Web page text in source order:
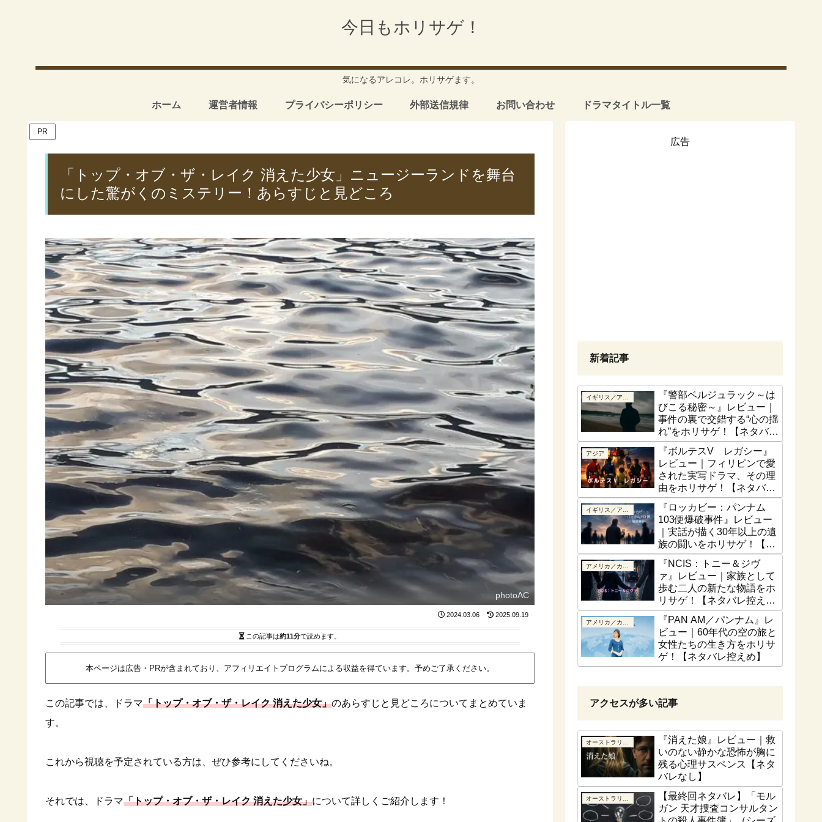
今日もホリサゲ！
気になるアレコレ。ホリサゲます。
ホーム 運営者情報 プライバシーポリシー 外部送信規律 お問い合わせ ドラマタイトル一覧
PR
「トップ・オブ・ザ・レイク 消えた少女」ニュージーランドを舞台
にした驚がくのミステリー！あらすじと見どころ
photoAC
2024.03.06 2025.09.19
この記事は約11分で読めます。
本ページは広告・PRが含まれており、アフィリエイトプログラムによる収益を得ています。予めご了承ください。
この記事では、ドラマ「トップ・オブ・ザ・レイク 消えた少女」のあらすじと見どころについてまとめていま
す。
これから視聴を予定されている方は、ぜひ参考にしてくださいね。
それでは、ドラマ「トップ・オブ・ザ・レイク 消えた少女」について詳しくご紹介します！
広告
新着記事
『警部ベルジュラック～は
びこる秘密～』レビュー｜
事件の裏で交錯する“心の揺
れ”をホリサゲ！【ネタバレ
控えめ】
アジア
『ボルテスV レガシー』
レビュー｜フィリピンで愛
された実写ドラマ、その理
由をホリサゲ！【ネタバレ
控えめ】
『ロッカビー：パンナム
103便爆破事件』レビュー
｜実話が描く30年以上の遺
族の闘いをホリサゲ！【実
話ベース】
『NCIS：トニー＆ジヴ
ァ』レビュー｜家族として
歩む二人の新たな物語をホ
リサゲ！【ネタバレ控え
め】
『PAN AM／パンナム』レ
ビュー｜60年代の空の旅と
女性たちの生き方をホリサ
ゲ！【ネタバレ控えめ】
アクセスが多い記事
『消えた娘』レビュー｜救
いのない静かな恐怖が胸に
残る心理サスペンス【ネタ
バレなし】
【最終回ネタバレ】「モル
ガン 天才捜査コンサルタン